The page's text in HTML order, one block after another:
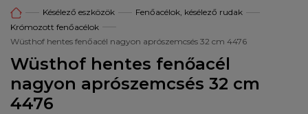
Késélező eszközök
Fenőacélok, késélező rudak
Krómozott fenőacélok
Wüsthof hentes fenőacél nagyon aprószemcsés 32 cm 4476
Wüsthof hentes fenőacél
nagyon aprószemcsés 32 cm
4476